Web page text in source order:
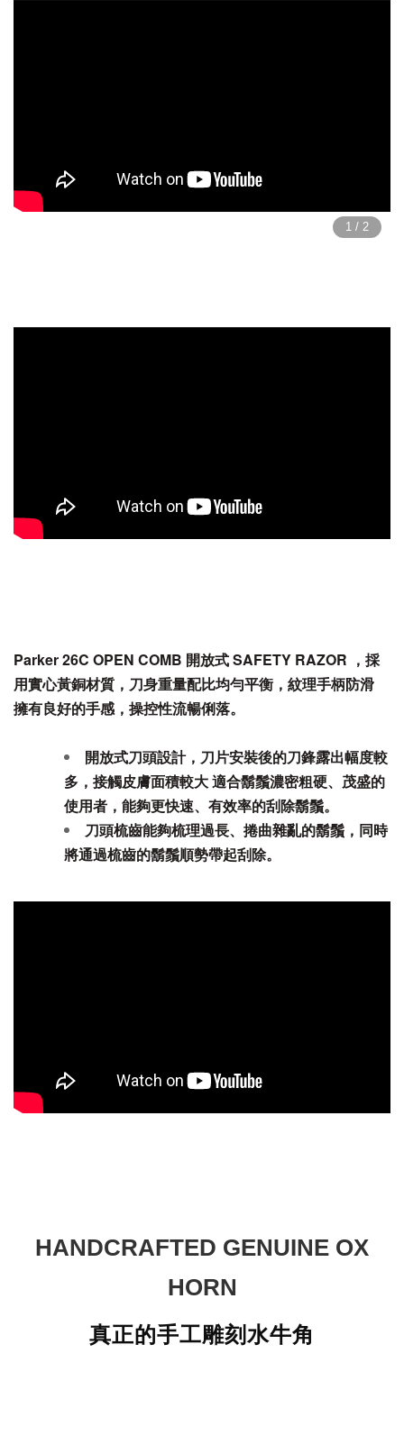
Parker 26C OPEN COMB 開放式 SAFETY RAZOR ，採
用實心黃銅材質，刀身重量配比均勻平衡， 紋理手柄防滑
擁有良好的手感，操控性流暢俐落。
開放式刀頭設計， 刀片安裝後的刀鋒露出幅度較
多，接觸皮膚面積較大適合鬍鬚濃密粗硬、茂盛的
使用者， 能夠更快速、有效率的刮除鬍鬚。
刀頭梳齒能夠梳理過長、捲曲雜亂的鬍鬚，同時
將通過梳齒的鬍鬚順勢帶起刮除。
HANDCRAFTED GENUINE OX
HORN
真正的手工雕刻水牛角